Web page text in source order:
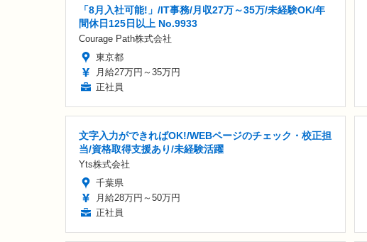
「8月入社可能!」/IT事務/月収27万～35万/未経験OK/年
間休日125日以上 No.9933
Courage Path株式会社
東京都
月給27万円～35万円
正社員
文字入力ができればOK!/WEBページのチェック・校正担
当/資格取得支援あり/未経験活躍
Yts株式会社
千葉県
月給28万円～50万円
正社員